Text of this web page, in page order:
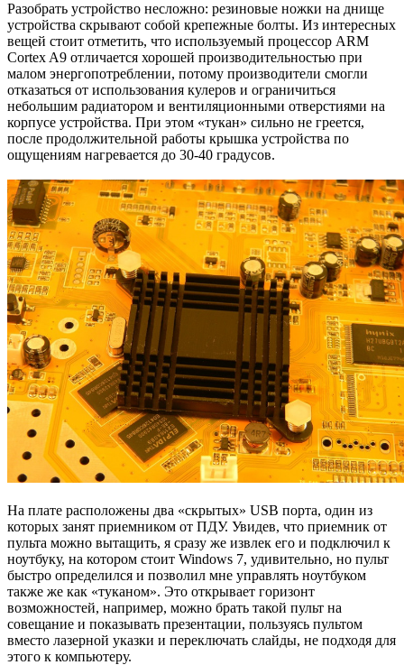
Разобрать устройство несложно: резиновые ножки на днище
устройства скрывают собой крепежные болты. Из интересных
вещей стоит отметить, что используемый процессор ARM
Cortex A9 отличается хорошей производительностью при
малом энергопотреблении, потому производители смогли
отказаться от использования кулеров и ограничиться
небольшим радиатором и вентиляционными отверстиями на
корпусе устройства. При этом «тукан» сильно не греется,
после продолжительной работы крышка устройства по
ощущениям нагревается до 30-40 градусов.
На плате расположены два «скрытых» USB порта, один из
которых занят приемником от ПДУ. Увидев, что приемник от
пульта можно вытащить, я сразу же извлек его и подключил к
ноутбуку, на котором стоит Windows 7, удивительно, но пульт
быстро определился и позволил мне управлять ноутбуком
также же как «туканом». Это открывает горизонт
возможностей, например, можно брать такой пульт на
совещание и показывать презентации, пользуясь пультом
вместо лазерной указки и переключать слайды, не подходя для
этого к компьютеру.